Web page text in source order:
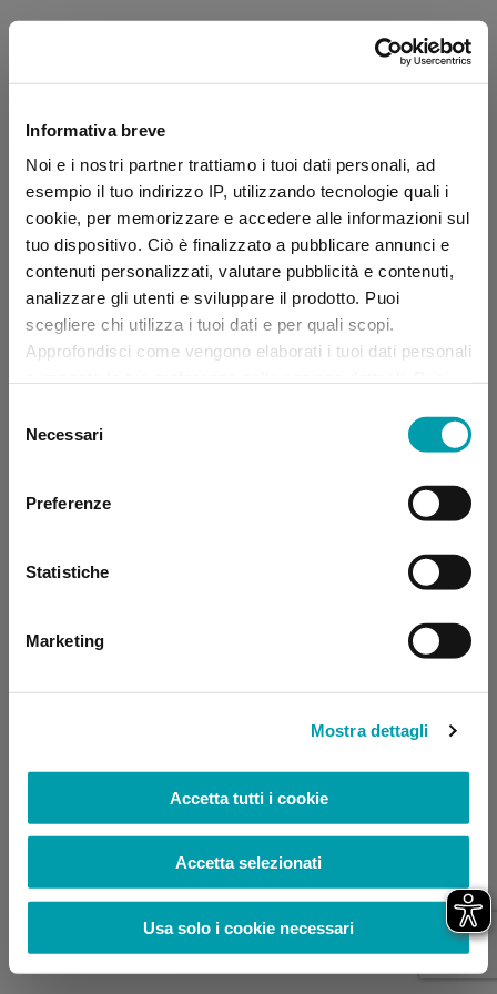
Informativa breve
Noi e i nostri partner trattiamo i tuoi dati personali, ad
esempio il tuo indirizzo IP, utilizzando tecnologie quali i
cookie, per memorizzare e accedere alle informazioni sul
tuo dispositivo. Ciò è finalizzato a pubblicare annunci e
contenuti personalizzati, valutare pubblicità e contenuti,
analizzare gli utenti e sviluppare il prodotto. Puoi
scegliere chi utilizza i tuoi dati e per quali scopi.
Approfondisci come vengono elaborati i tuoi dati personali
momento dalla Dichiarazione sui “
delNecessari
Preferenze
Statistiche
Marketing
Mostra dettagli
Accetta tutti i cookie
Accetta selezionati
Usa solo i cookie necessari
Application error: a client-side exception has occurred (see the
browser console for more information)